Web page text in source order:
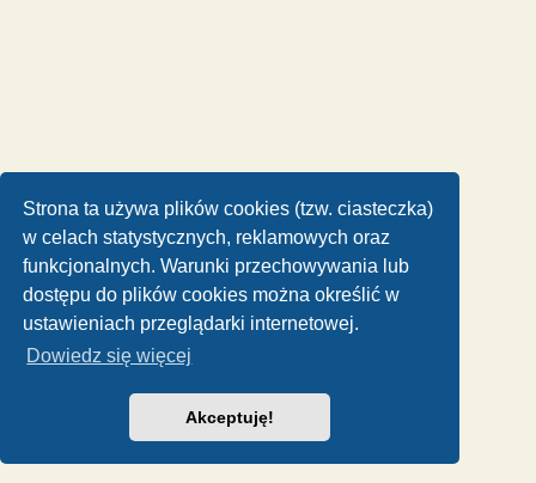
Strona ta używa plików cookies (tzw. ciasteczka)
w celach statystycznych, reklamowych oraz
funkcjonalnych. Warunki przechowywania lub
dostępu do plików cookies można określić w
ustawieniach przeglądarki internetowej.
Dowiedz się więcej
Akceptuję!